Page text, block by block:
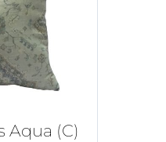
Aqua (C)